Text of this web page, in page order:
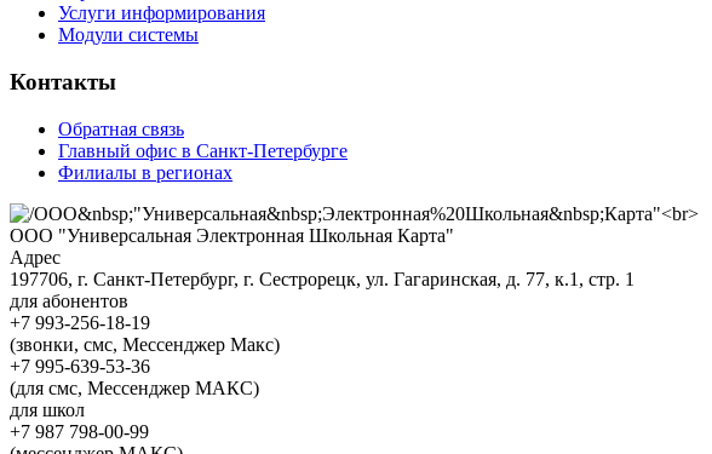
Услуги информирования
Модули системы
Контакты
Обратная связь
Главный офис в Санкт-Петербурге
Филиалы в регионах
ООО "Универсальная Электронная Школьная Карта"
Адрес
197706, г. Санкт-Петербург, г. Сестрорецк, ул. Гагаринская, д. 77, к.1, стр. 1
для абонентов
+7 993-256-18-19
(звонки, смс, Мессенджер Макс)
+7 995-639-53-36
(для смс, Мессенджер МАКС)
для школ
+7 987 798-00-99